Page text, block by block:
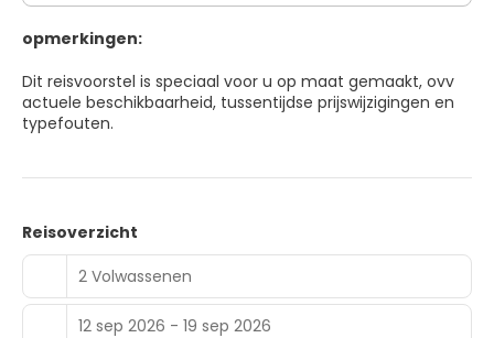
opmerkingen:
Dit reisvoorstel is speciaal voor u op maat gemaakt, ovv
actuele beschikbaarheid, tussentijdse prijswijzigingen en
typefouten.
Reisoverzicht
2 Volwassenen
12 sep 2026 - 19 sep 2026